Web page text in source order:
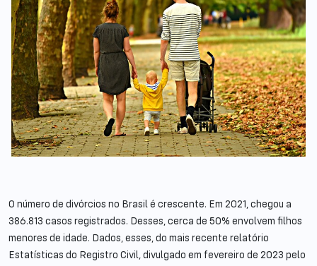
O número de divórcios no Brasil é crescente. Em 2021, chegou a
386.813 casos registrados. Desses, cerca de 50% envolvem filhos
menores de idade. Dados, esses, do mais recente relatório
Estatísticas do Registro Civil, divulgado em fevereiro de 2023 pelo